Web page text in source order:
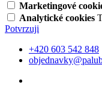
Marketingové
Analytické cookies
Potvrzuji
+420 603 542 848